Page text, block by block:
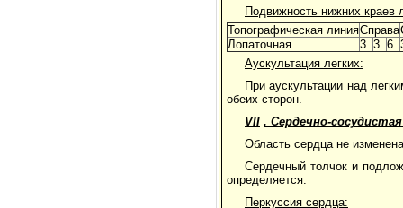
Подвижность нижних краев
Топографическая линияСправа
Лопаточная
3 3 6
Аускультация легких:
При аускультации над
обеих сторон.
VII . Сердечно-
Область сердца не
Сердечный толчок и
определяется.
Перкуссия сердца: